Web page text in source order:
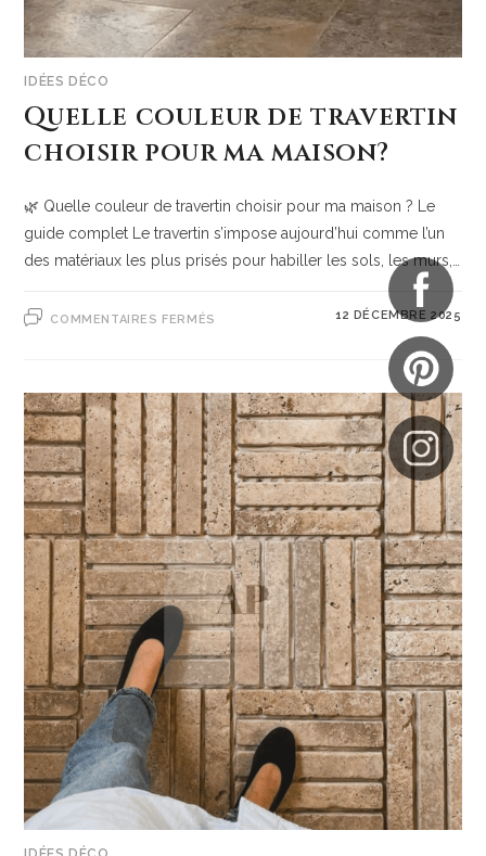
IDÉES DÉCO
Quelle couleur de travertin
choisir pour ma maison?
🌿 Quelle couleur de travertin choisir pour ma maison ? Le
guide complet Le travertin s’impose aujourd’hui comme l’un
des matériaux les plus prisés pour habiller les sols, les murs,…
COMMENTAIRES FERMÉS 12 DÉCEMBRE 2025